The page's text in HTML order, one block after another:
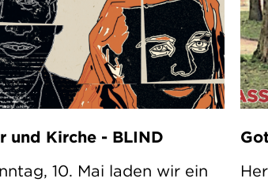
und Kirche - BLIND
10. Mai laden wir ein